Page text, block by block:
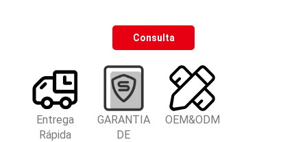
Consulta
Entrega
Rápida
GARANTIA
DE
OEM&ODM